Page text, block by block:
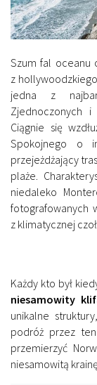
Szum fal oceanu
z
jedna z
Zjednoczonych
Ciągnie się
Spokojnego o
przejeżdżający
plaże.
niedaleko
fotografowanych
z klimatycznej
Każdy kto był
niesamowity
unikalne
podróż przez
przemierzyć
niesamowitą